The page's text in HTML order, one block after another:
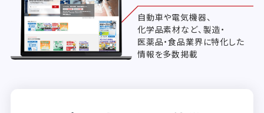
自動車や電気機器、
化学品素材など、製造・
医薬品・食品業界に特化した
情報を多数掲載